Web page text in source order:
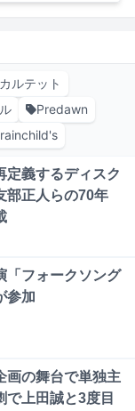
ルテット
Predawn
定義するディスク
正人らの70年
「フォークソング
参加
画の舞台で単独主
で上田誠と3度目